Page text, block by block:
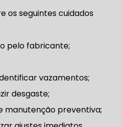
DE VEÍCULO
os seguintes cuidados
pelo fabricante;
vazamentos;
desgaste;
manutenção preventiva;